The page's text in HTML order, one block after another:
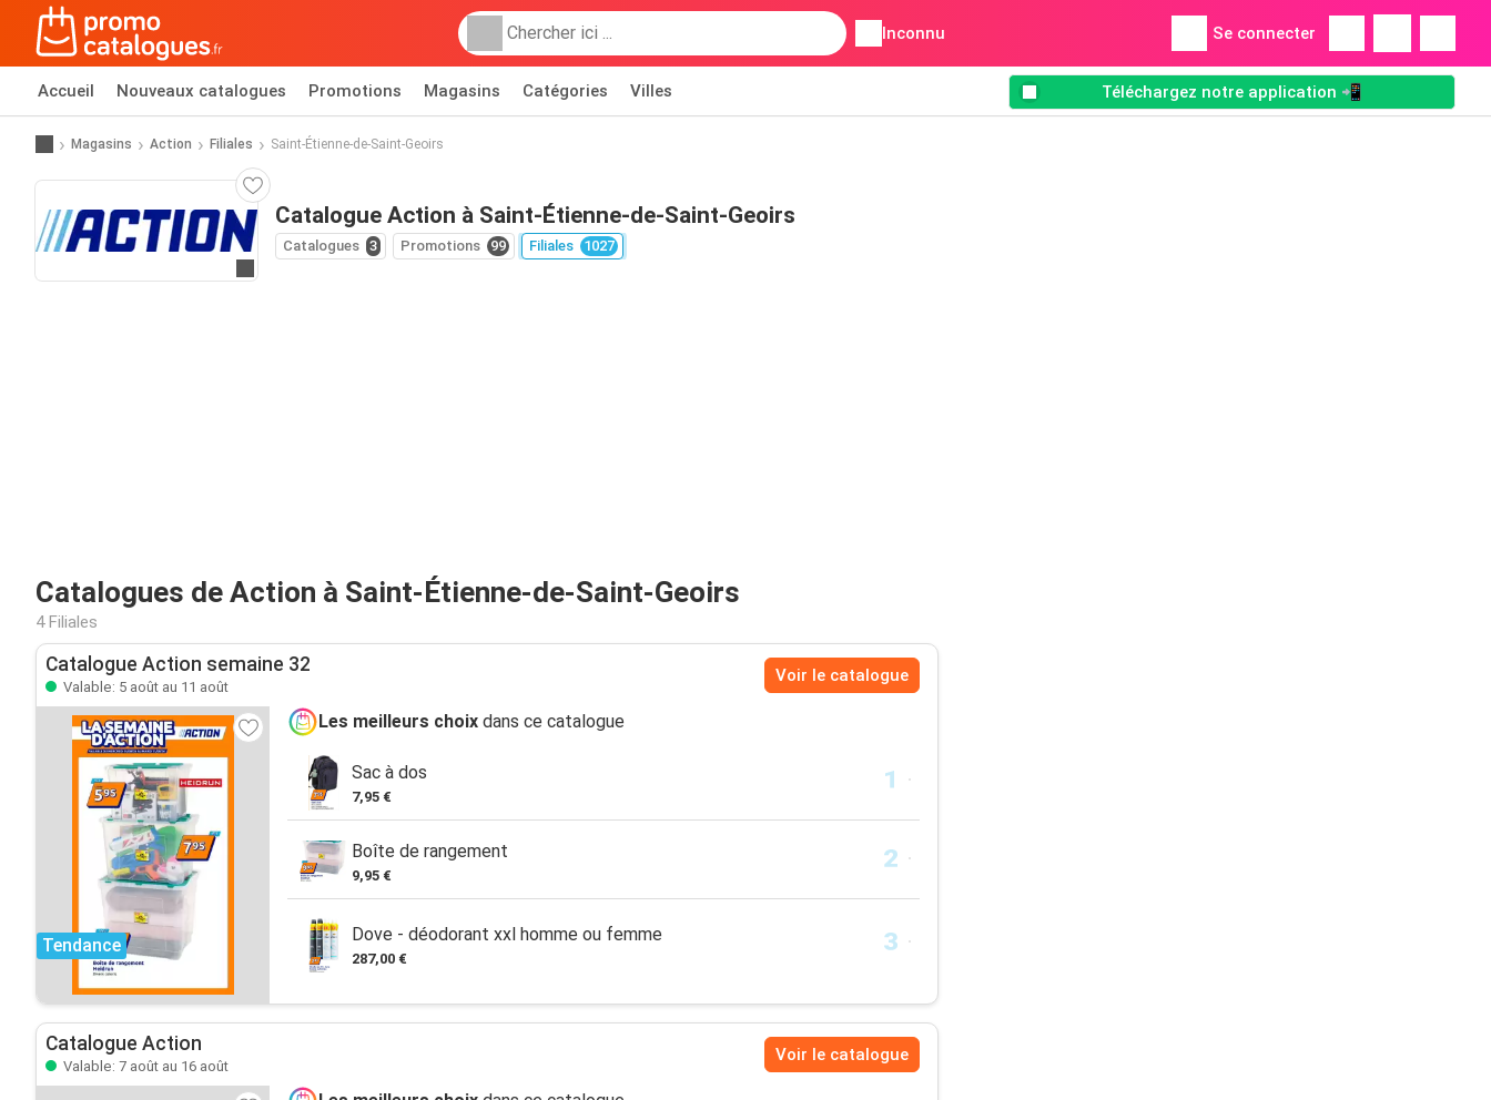
Inconnu Se connecter
Accueil Nouveaux catalogues Promotions Magasins Catégories Villes Téléchargez notre application 📲
Magasins Action Filiales Saint-Étienne-de-Saint-Geoirs
Catalogue Action à Saint-Étienne-de-Saint-Geoirs
Catalogues 3 Promotions 99 Filiales 1027
Catalogues de Action à Saint-Étienne-de-Saint-Geoirs
4 Filiales
Catalogue Action semaine 32
Valable: 5 août au 11 août
Voir le catalogue
Tendance
Les meilleurs choix dans ce catalogue
Sac à dos
7,95 €
Boîte de rangement
9,95 €
Dove - déodorant xxl homme ou femme
287,00 €
Catalogue Action
Valable: 7 août au 16 août
Voir le catalogue